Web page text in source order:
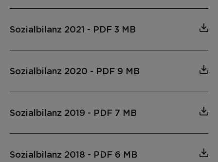
Sozialbilanz 2021 - PDF 3 MB
Sozialbilanz 2020 - PDF 9 MB
Sozialbilanz 2019 - PDF 7 MB
Sozialbilanz 2018 - PDF 6 MB